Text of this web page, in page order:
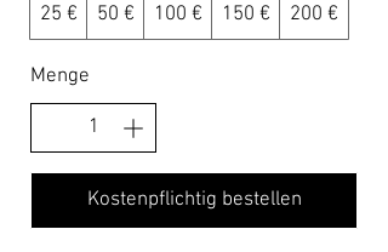
25 € 50 € 100 € 150 € 200 €
Menge
Kostenpflichtig bestellen